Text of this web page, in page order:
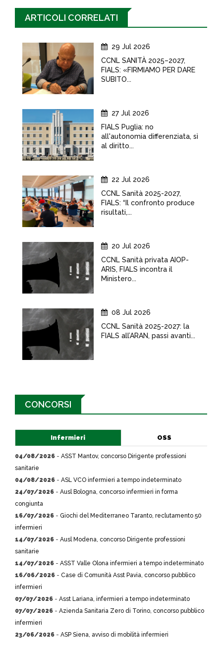
ARTICOLI CORRELATI
29 Jul 2026
CCNL SANITÀ 2025–2027,
FIALS: «FIRMIAMO PER DARE
SUBITO...
27 Jul 2026
FIALS Puglia: no
all'autonomia differenziata, sì
al diritto...
22 Jul 2026
CCNL Sanità 2025-2027,
FIALS: “Il confronto produce
risultati,...
20 Jul 2026
CCNL Sanità privata AIOP-
ARIS, FIALS incontra il
Ministero...
08 Jul 2026
CCNL Sanità 2025-2027: la
FIALS all’ARAN, passi avanti...
CONCORSI
Infermieri OSS
04/08/2026 - ASST Mantov, concorso Dirigente professioni
sanitarie
04/08/2026 - ASL VCO infermieri a tempo indeterminato
24/07/2026 - Ausl Bologna, concorso infermieri in forma
congiunta
16/07/2026 - Giochi del Mediterraneo Taranto, reclutamento 50
infermieri
14/07/2026 - Ausl Modena, concorso Dirigente professioni
sanitarie
14/07/2026 - ASST Valle Olona infermieri a tempo indeterminato
16/06/2026 - Case di Comunità Asst Pavia, concorso pubblico
infermieri
07/07/2026 - Asst Lariana, infermieri a tempo indeterminato
07/07/2026 - Azienda Sanitaria Zero di Torino, concorso pubblico
infermieri
23/06/2026 - ASP Siena, avviso di mobilità infermieri